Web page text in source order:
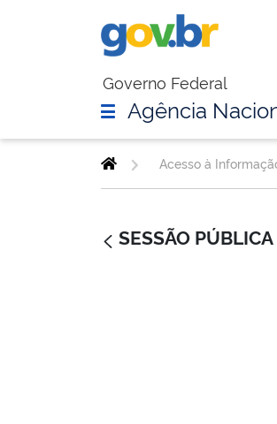
Governo Federal
Agência
Acesso à
SESSÃO